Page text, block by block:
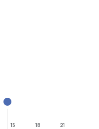
15 18 21